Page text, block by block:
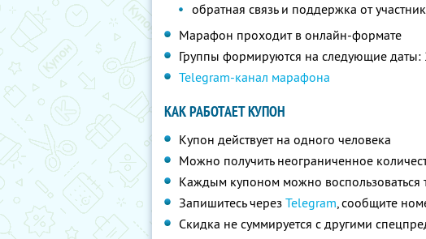
обратная связь и поддержка от
Марафон проходит в онлайн-формате
Группы формируются на следующие даты:
Telegram-канал марафона
КАК РАБОТАЕТ КУПОН
Купон действует на одного человека
Можно получить неограниченное
Каждым купоном можно воспользоваться
Запишитесь через Telegram, сообщите
Скидка не суммируется с другими